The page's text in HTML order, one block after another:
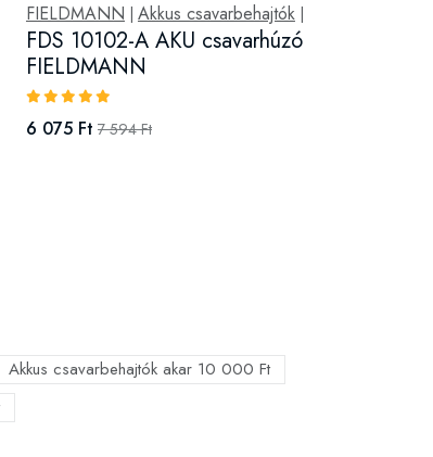
FIELDMANN Akkus csavarbehajtók|
FDS 10102-A AKU csavarhúzó
FIELDMANN
6 075 Ft 7 594 Ft
Akkus csavarbehajtók akar 10 000 Ft